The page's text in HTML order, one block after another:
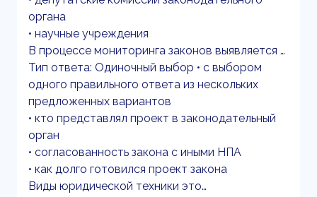
органа
• научные учреждения
В процессе мониторинга законов выявляется …
Тип ответа: Одиночный выбор • с выбором
одного правильного ответа из нескольких
предложенных вариантов
• кто представлял проект в законодательный
орган
• согласованность закона с иными НПА
• как долго готовился проект закона
Виды юридической техники это…